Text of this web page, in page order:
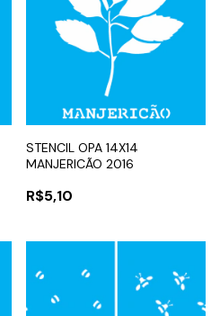
STENCIL OPA 14X14
MANJERICÃO 2016
R$5,10